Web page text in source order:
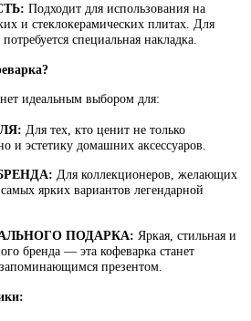
Подходит для использования на
и стеклокерамических плитах. Для
специальная накладка.
идеальным выбором для:
Для тех, кто ценит не только
и эстетику домашних аксессуаров.
Для коллекционеров, желающих
ярких вариантов легендарной
ПОДАРКА: Яркая, стильная и
бренда — эта кофеварка станет
презентом.